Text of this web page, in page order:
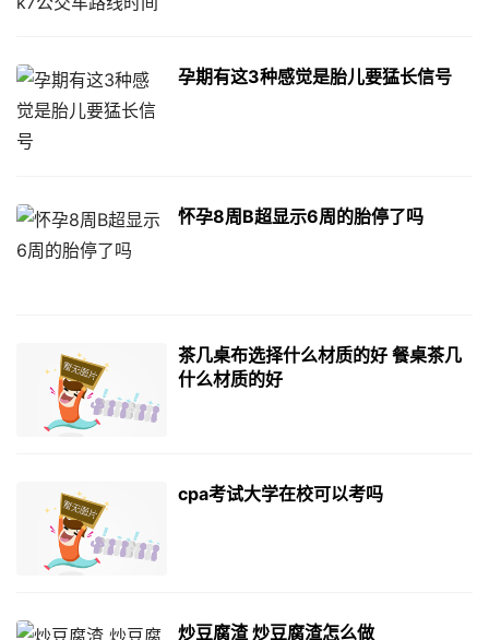
孕期有这3种感觉是胎儿要猛长信号
怀孕8周B超显示6周的胎停了吗
茶几桌布选择什么材质的好 餐桌茶几
什么材质的好
cpa考试大学在校可以考吗
炒豆腐渣 炒豆腐渣怎么做